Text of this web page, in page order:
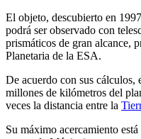
El objeto, descubierto en
podrá ser observado con
prismáticos de gran alcance,
Planetaria de la ESA.
De acuerdo con sus cálculos,
millones de kilómetros del
veces la distancia entre la
Su máximo acercamiento